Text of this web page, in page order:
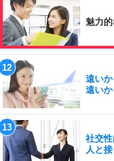
魅力
遠いか
遠いか
社交性
人と